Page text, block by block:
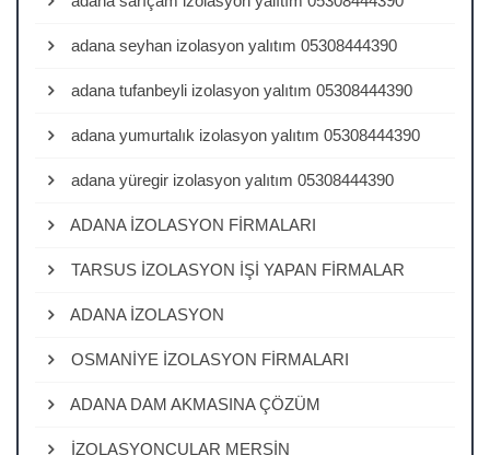
adana seyhan izolasyon yalıtım 05308444390
adana tufanbeyli izolasyon yalıtım 05308444390
adana yumurtalık izolasyon yalıtım 05308444390
adana yüregir izolasyon yalıtım 05308444390
ADANA İZOLASYON FİRMALARI
TARSUS İZOLASYON İŞİ YAPAN FİRMALAR
ADANA İZOLASYON
OSMANİYE İZOLASYON FİRMALARI
ADANA DAM AKMASINA ÇÖZÜM
İZOLASYONCULAR MERSİN